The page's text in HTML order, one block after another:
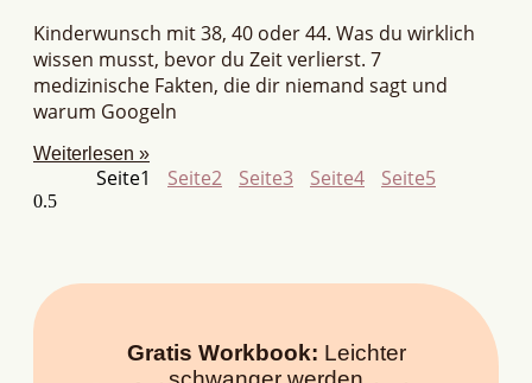
Kinderwunsch mit 38, 40 oder 44. Was du wirklich
wissen musst, bevor du Zeit verlierst. 7
medizinische Fakten, die dir niemand sagt und
warum Googeln
Weiterlesen »
Seite1 Seite2 Seite3 Seite4 Seite5
Gratis Workbook: Leichter